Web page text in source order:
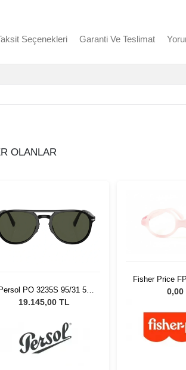
Seçenekleri Garanti Ve Teslimat
OLANLAR
Persol PO 3235S 95/31 55
Unisex Güneş Gözlüğü
19.145,00 TL
Fisher Price
39
0,00